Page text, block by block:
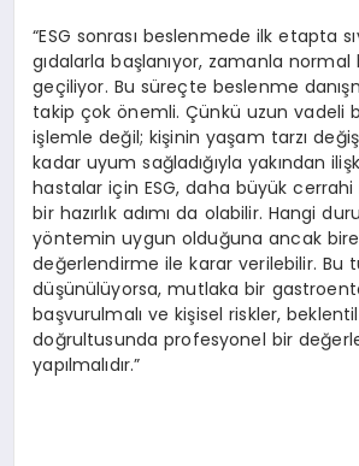
“ESG sonrası beslenmede ilk etapta
gıdalarla başlanıyor, zamanla
geçiliyor. Bu süreçte beslenme
takip çok önemli. Çünkü uzun vadeli
işlemle değil; kişinin yaşam tarzı
kadar uyum sağladığıyla yakından
hastalar için ESG, daha büyük
bir hazırlık adımı da olabilir. Hangi
yöntemin uygun olduğuna ancak
değerlendirme ile karar verilebilir. Bu
düşünülüyorsa, mutlaka bir
başvurulmalı ve kişisel riskler,
doğrultusunda profesyonel bir
yapılmalıdır.”